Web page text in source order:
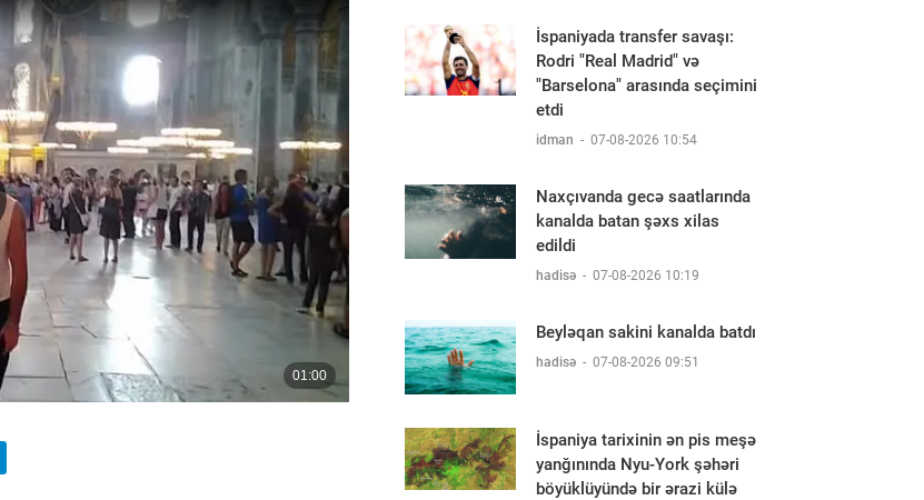
İspaniyada transfer savaşı:
Rodri "Real Madrid" və
"Barselona" arasında seçimini
etdi
idman - 07-08-2026 10:54
Naxçıvanda gecə saatlarında
kanalda batan şəxs xilas
edildi
hadisə - 07-08-2026 10:19
Beyləqan sakini kanalda batdı
hadisə - 07-08-2026 09:51
İspaniya tarixinin ən pis meşə
yanğınında Nyu-York şəhəri
böyüklüyündə bir ərazi külə